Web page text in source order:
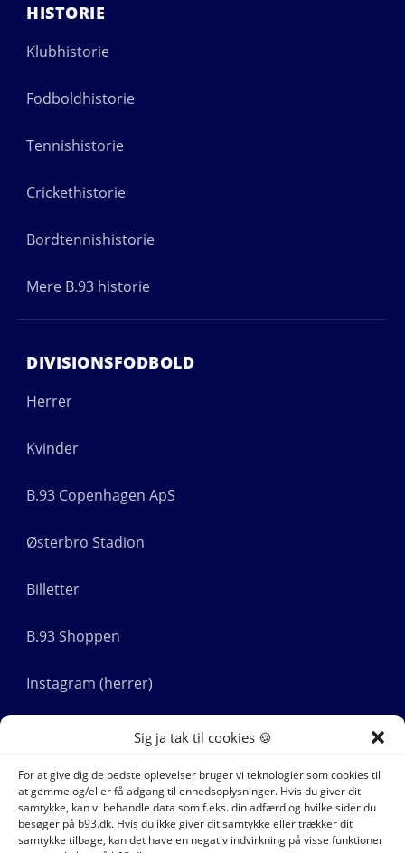
Sig ja tak til cookies 🍪
For at give dig de bedste oplevelser bruger vi teknologier som cookies til
at gemme og/eller få adgang til enhedsoplysninger. Hvis du giver dit
samtykke, kan vi behandle data som f.eks. din adfærd og hvilke sider du
besøger på b93.dk. Hvis du ikke giver dit samtykke eller trækker dit
samtykke tilbage, kan det have en negativ indvirkning på visse funktioner
HISTORIE
Klubhistorie
Fodboldhistorie
Tennishistorie
Crickethistorie
Bordtennishistorie
Mere B.93 historie
DIVISIONSFODBOLD
Herrer
Kvinder
B.93 Copenhagen ApS
Østerbro Stadion
Billetter
B.93 Shoppen
Instagram (herrer)
Instagram (kvinder)
LinkedIn
YouTube